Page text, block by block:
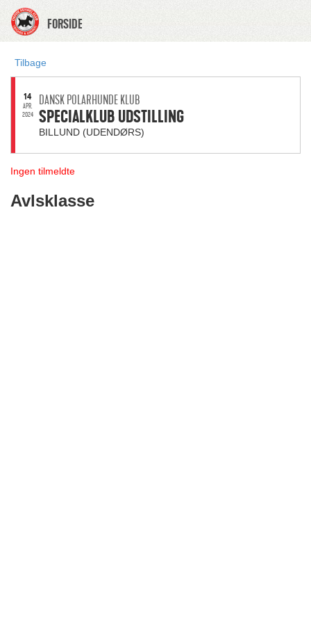
FORSIDE
Tilbage
14
APR.
2024
DANSK POLARHUNDE KLUB
SPECIALKLUB UDSTILLING
BILLUND (UDENDØRS)
Ingen tilmeldte
Avlsklasse